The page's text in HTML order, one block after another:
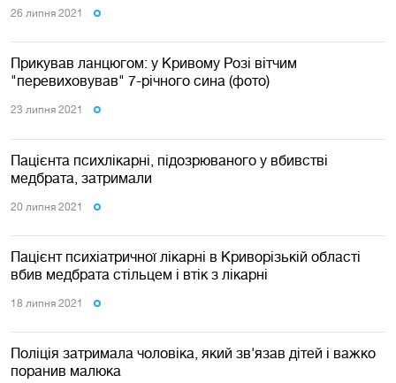
26 липня 2021
Прикував ланцюгом: у Кривому Розі вітчим
"перевиховував" 7-річного сина (фото)
23 липня 2021
Пацієнта психлікарні, підозрюваного у вбивстві
медбрата, затримали
20 липня 2021
Пацієнт психіатричної лікарні в Криворізькій області
вбив медбрата стільцем і втік з лікарні
18 липня 2021
Поліція затримала чоловіка, який зв'язав дітей і важко
поранив малюка